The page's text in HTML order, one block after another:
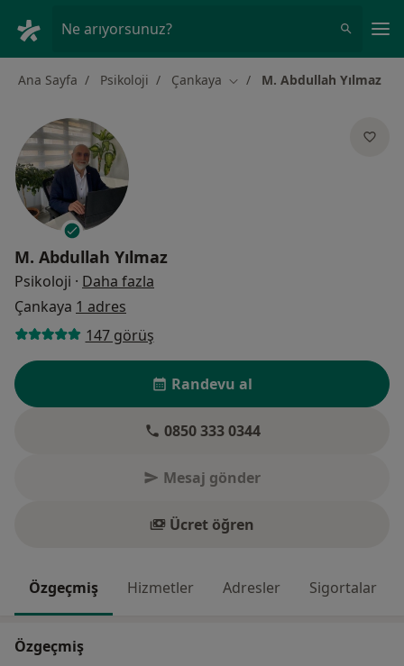
Ne arıyorsunuz?
Ana Sayfa Psikoloji Çankaya Şehir değiştir
M. Abdullah Yılmaz
M. Abdullah Yılmaz
Psikoloji · Daha fazla
Çankaya 1 adres
147 görüş
Randevu al
0850 333 0344
Mesaj gönder
Ücret öğren
Özgeçmiş Hizmetler Adresler Sigortalar
Özgeçmiş